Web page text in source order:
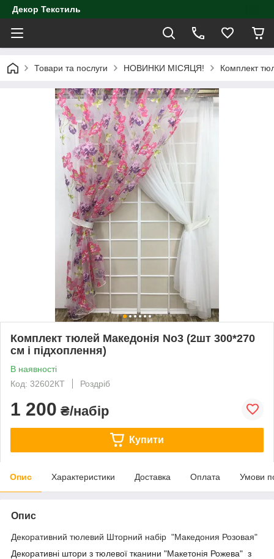
Декор Текстиль
Товари та послуги НОВИНКИ МІСЯЦЯ! Комплект
Комплект тюлей Македонія No3 (2шт 300*270
см і підхоплення)
В наявності
Код: 32602КТ
Роздріб
1 200 ₴/набір
Купити
Опис Характеристики Доставка Оплата Умови
Опис
Декоративний тюлевий Шторний набір "Македония Розовая"
Декоративні штори з тюлевої тканини "Макетонія Рожева" з